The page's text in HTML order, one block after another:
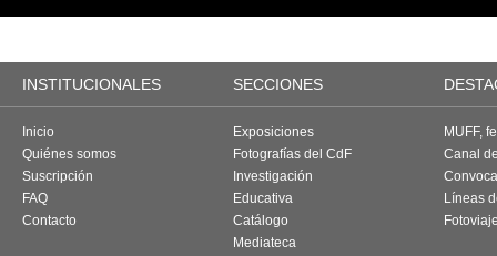
INSTITUCIONALES SECCIONES
Inicio
Quiénes somos
Suscripción
FAQ
Contacto
Exposiciones
Fotografías del CdF
Investigación
Educativa
Catálogo
Mediateca
MUFF,
Canal
Líneas